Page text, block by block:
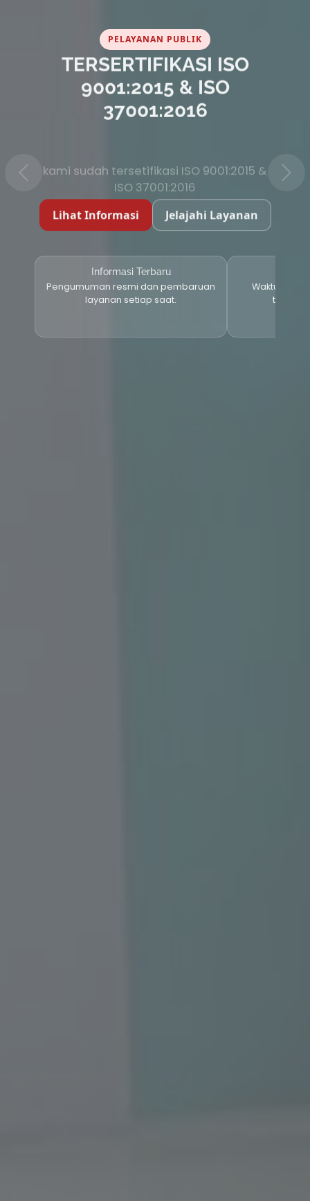
PELAYANAN PUBLIK
TERSERTIFIKASI ISO
9001:2015 & ISO
37001:2016
ISO 37001:2016
Lihat Informasi Jelajahi Layanan
Pengumuman resmi dan pembaruan
layanan setiap saat.